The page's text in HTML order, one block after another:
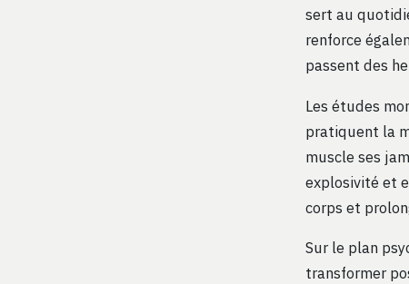
sert au
renforce
passent des
Les études
pratiquent la
muscle ses
explosivité et
corps et
Sur le plan
transformer